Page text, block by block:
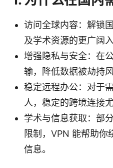
访问全球内容：解锁
及学术资源的更广阔入
增强隐私与安全：在
输，降低数据被劫持风
稳定远程办公：对于
人，稳定的跨境连接尤
学术与信息获取：部
限制，VPN 能帮助你
信息。